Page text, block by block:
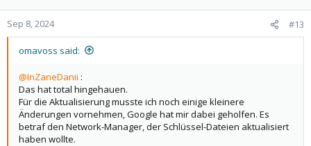
o
n
Sep 8, 2024 #13
omavoss said:
@InZaneDanii :
Das hat total hingehauen.
Für die Aktualisierung musste ich noch einige kleinere
Änderungen vornehmen, Google hat mir dabei geholfen. Es
betraf den Network-Manager, der Schlüssel-Dateien aktualisiert
haben wollte.